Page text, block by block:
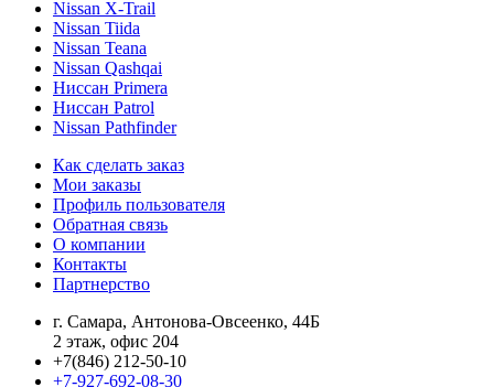
Nissan X-Trail
Nissan Tiida
Nissan Teana
Nissan Qashqai
Ниссан Primera
Ниссан Patrol
Nissan Pathfinder
Как сделать заказ
Мои заказы
Профиль пользователя
Обратная связь
О компании
Контакты
Партнерство
г. Самара, Антонова-Овсеенко, 44Б
2 этаж, офис 204
+7(846) 212-50-10
+7-927-692-08-30